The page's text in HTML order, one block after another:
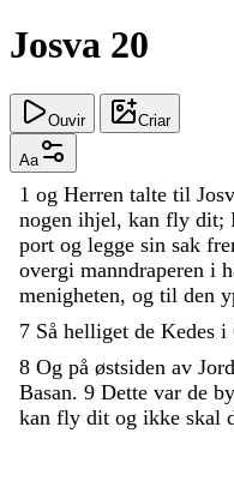
Josva 20
Ouvir Criar
Aa
1 og Herren talte til
nogen ihjel, kan fly dit;
port og legge sin sak
overgi manndraperen i
menigheten, og til den
7 Så helliget de Kedes i
8 Og på østsiden av
Basan. 9 Dette var de
kan fly dit og ikke skal